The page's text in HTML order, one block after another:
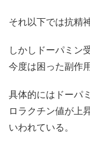
それ以下では抗精
しかしドーパミン
今度は困った副作
具体的にはドーパ
ロラクチン値が上
いわれている。